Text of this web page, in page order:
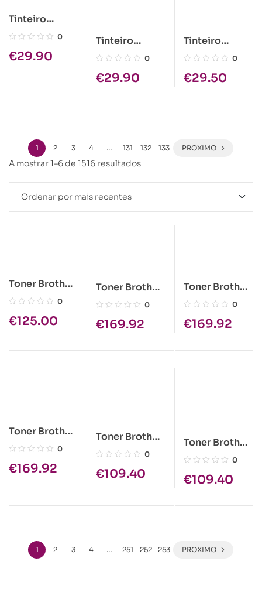
Tinteiro
Canon PG-
Original Preto
0
€29.90
Tinteiro
Canon CL-
Original Cor
0
€29.90
Tinteiro
Canon PG-
Original Preto
0
€29.50
1 2 3 4 … 131 132 133 PROXIMO
A mostrar 1–6 de 1516 resultados
Toner Brother
TN423BK
Pág.
0
€125.00
Toner Brother
TN423Y
4000 Pág.
0
€169.92
Toner Brother
TN423M
4000 Pág.
0
€169.92
Toner Brother
TN423C Azul
0
€169.92
Toner Brother
TN248XLY
Pág.
0
€109.40
Toner Brother
TN248XLM
Pág.
0
€109.40
1 2 3 4 … 251 252 253 PROXIMO